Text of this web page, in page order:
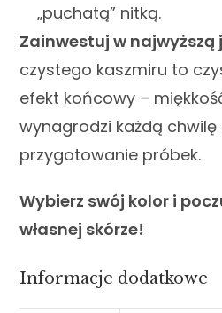
„puchatą” nitką.
Zainwestuj w najwyższą
czystego kaszmiru to
efekt końcowy –
wynagrodzi każdą
przygotowanie próbek.
Wybierz swój kolor i
własnej skórze!
Informacje dodatkowe